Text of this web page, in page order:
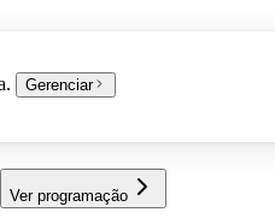
Gerenciar
Ver programação